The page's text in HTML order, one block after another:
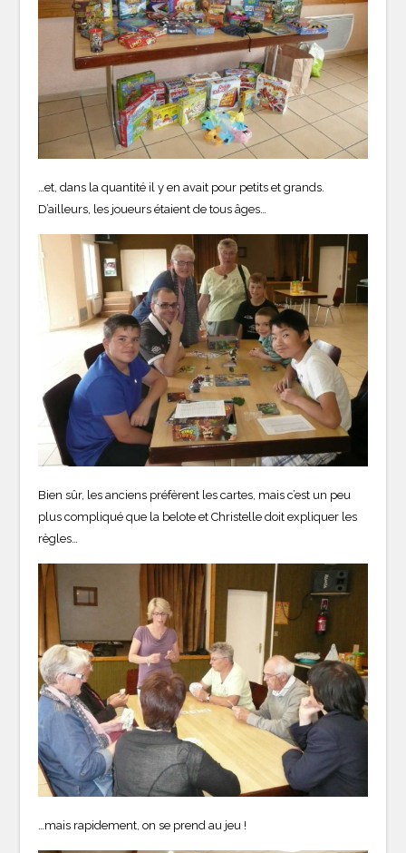
…et, dans la quantité il y en avait pour petits et grands.
D’ailleurs, les joueurs étaient de tous âges…
Bien sûr, les anciens préfèrent les cartes, mais c’est un peu
plus compliqué que la belote et Christelle doit expliquer les
règles…
…mais rapidement, on se prend au jeu !